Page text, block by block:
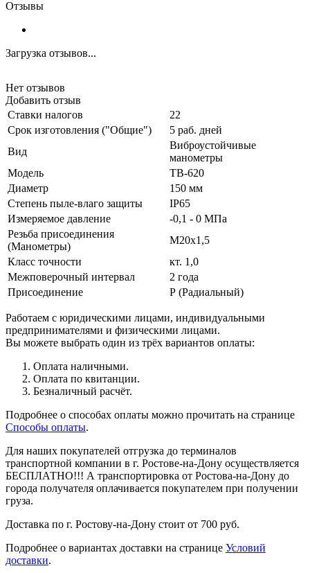
Отзывы
Загрузка отзывов...
Нет отзывов
Добавить отзыв
Ставки налогов
22
Срок изготовления ("Общие")
5 раб. дней
Вид
Виброустойчивые
манометры
Модель
ТВ-620
Диаметр
150 мм
Степень пыле-влаго защиты
IP65
Измеряемое давление
-0,1 - 0 МПа
Резьба присоединения
(Манометры)
М20х1,5
Класс точности
кт. 1,0
Межповерочный интервал
2 года
Присоединение
Р (Радиальный)
Работаем с юридическими лицами, индивидуальными
предпринимателями и физическими лицами.
Вы можете выбрать один из трёх вариантов оплаты:
Оплата наличными.
Оплата по квитанции.
Безналичный расчёт.
Подробнее о способах оплаты можно прочитать на странице
Способы оплаты.
Для наших покупателей отгрузка до терминалов
транспортной компании в г. Ростове-на-Дону осуществляется
БЕСПЛАТНО!!! А транспортировка от Ростова-на-Дону до
города получателя оплачивается покупателем при получении
груза.
Доставка по г. Ростову-на-Дону стоит от 700 руб.
Подробнее о вариантах доставки на странице Условий
доставки.